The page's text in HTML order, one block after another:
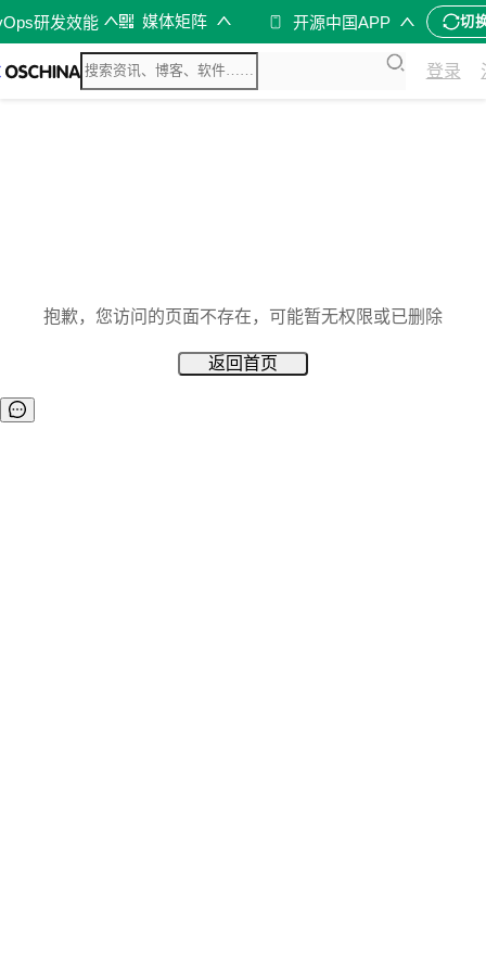
研发效能 媒体矩阵 开源中国APP 切
登录
抱歉，您访问的页面不存在，可能暂无权限或已删除
返回首页